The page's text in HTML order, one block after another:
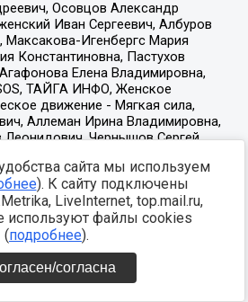
сайта мы используем
). К сайту подключены
LiveInternet, top.mail.ru,
используют файлы cookies
(подробнее).
согласна